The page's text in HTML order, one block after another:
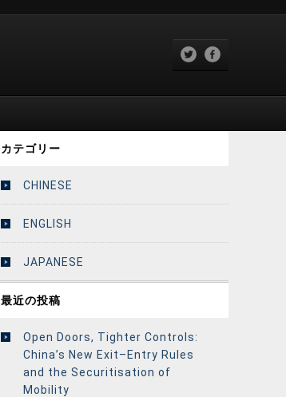
カテゴリー
CHINESE
ENGLISH
JAPANESE
最近の投稿
Open Doors, Tighter Controls:
China’s New Exit–Entry Rules
and the Securitisation of
Mobility